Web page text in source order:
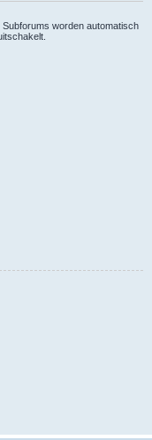
worden automatisch